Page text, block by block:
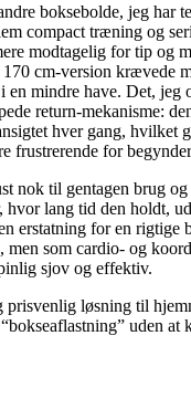
boksebolde, jeg har
compact træning og
modtagelig for tip og
cm-version krævede
mindre have. Det, jeg
return-mekanisme:
hver gang, hvilket
frustrerende for
nok til gentagen brug
hvor lang tid den holdt,
erstatning for en rigtige
men som cardio- og
sjov og effektiv.
prisvenlig løsning til
uden at